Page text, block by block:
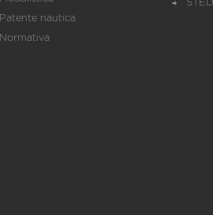
Patente nautica
Normativa
STED